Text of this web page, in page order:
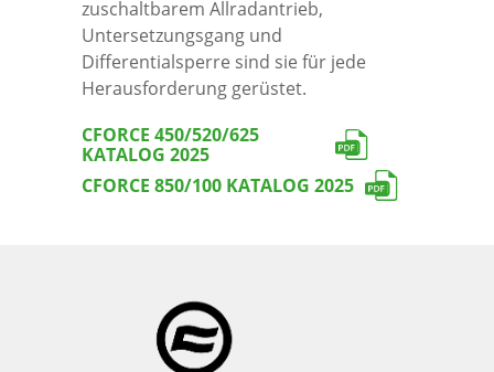
Kawasaki SSV
KYMCO SSV
Yamaha SSV
zuschaltbarem Allradantrieb,
Untersetzungsgang und
Differentialsperre sind sie für jede
Herausforderung gerüstet.
CFORCE 450/520/625
KATALOG 2025
CFORCE 850/100 KATALOG 2025